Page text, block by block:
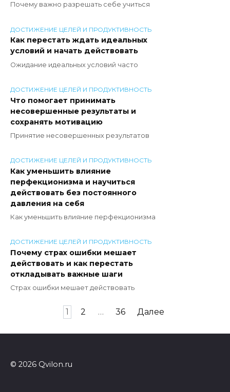
Почему важно разрешать себе учиться
ДОСТИЖЕНИЕ ЦЕЛЕЙ И ПРОДУКТИВНОСТЬ
Как перестать ждать идеальных
условий и начать действовать
Ожидание идеальных условий часто
ДОСТИЖЕНИЕ ЦЕЛЕЙ И ПРОДУКТИВНОСТЬ
Что помогает принимать
несовершенные результаты и
сохранять мотивацию
Принятие несовершенных результатов
ДОСТИЖЕНИЕ ЦЕЛЕЙ И ПРОДУКТИВНОСТЬ
Как уменьшить влияние
перфекционизма и научиться
действовать без постоянного
давления на себя
Как уменьшить влияние перфекционизма
ДОСТИЖЕНИЕ ЦЕЛЕЙ И ПРОДУКТИВНОСТЬ
Почему страх ошибки мешает
действовать и как перестать
откладывать важные шаги
Страх ошибки мешает действовать
1 2 … 36 Далее
© 2026 Qvilon.ru